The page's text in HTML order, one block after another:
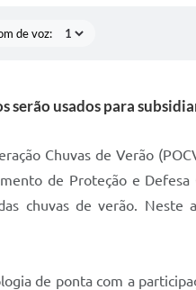
de voz:
serão usados para
Chuvas de Verão
de Proteção e
chuvas de verão. Neste
de ponta com a